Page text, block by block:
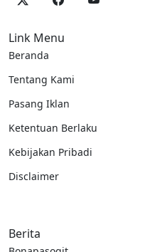
Link Menu
Beranda
Tentang Kami
Pasang Iklan
Ketentuan Berlaku
Kebijakan Pribadi
Disclaimer
Berita